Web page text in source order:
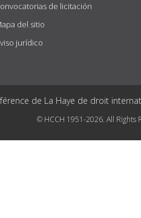
de licitación
del sitio
jurídico
de La Haye de droit
© HCCH 1951-2026. All Rights